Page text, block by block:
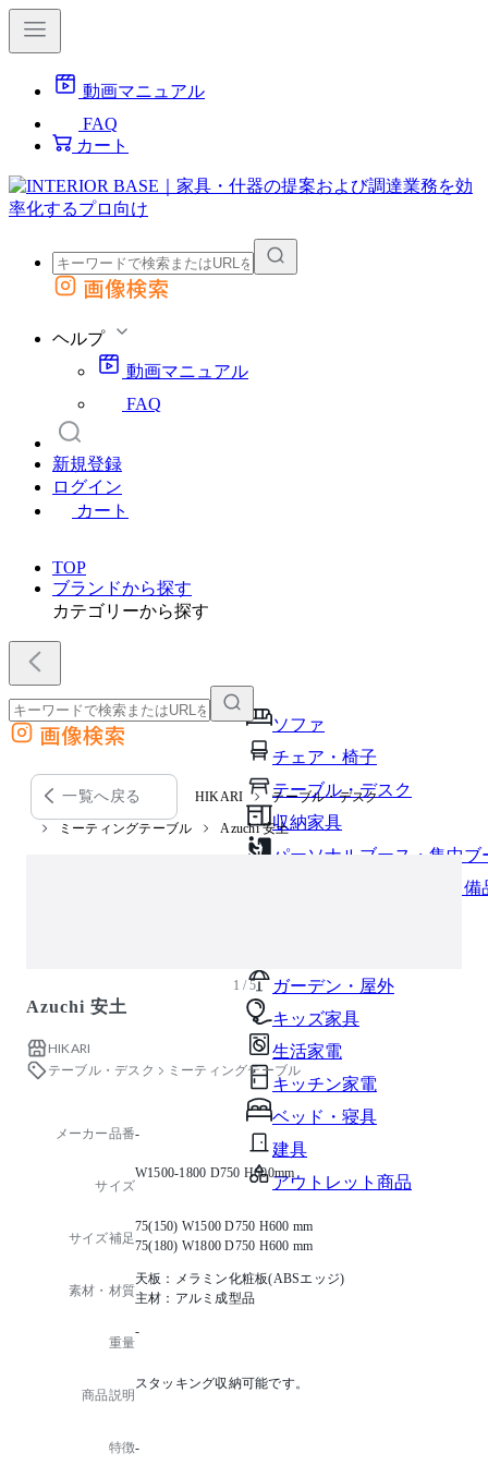
動画マニュアル
FAQ
カート
外部サイトの商品をカートに追加
画像検索
ヘルプ
動画マニュアル
FAQ
新規登録
ログイン
カート
TOP
ブランドから探す
カテゴリーから探す
ソファ
チェア・椅子
テーブル・デスク
収納家具
パーソナルブース・集中ブ
オフィスアクセサリー・備
ガーデン・屋外
キッズ家具
生活家電
キッチン家電
ベッド・寝具
建具
アウトレット商品
外部サイトの商品をカートに追加
他のサイトで見つけた商品ページのURLを貼り付けて、カートに追加できます
画像検索
一覧へ戻る HIKARI テーブル・デスク
ミーティングテーブル Azuchi 安土
1 / 5
Azuchi 安土
HIKARI
テーブル・デスク
ミーティングテーブル
メーカー品番-
サイズ
W1500-1800 D750 H600mm
サイズ補足
75(150) W1500 D750 H600 mm
75(180) W1800 D750 H600 mm
素材・材質
天板：メラミン化粧板(ABSエッジ)
主材：アルミ成型品
重量
-
商品説明
スタッキング収納可能です。
特徴-